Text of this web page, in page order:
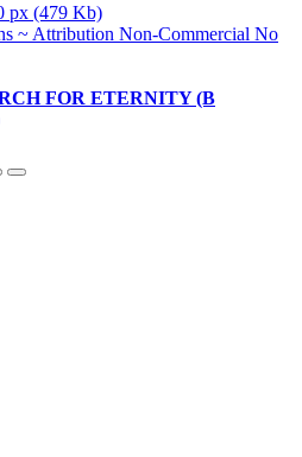
px (479 Kb)
~ Attribution Non-Commercial No
FOR ETERNITY (В